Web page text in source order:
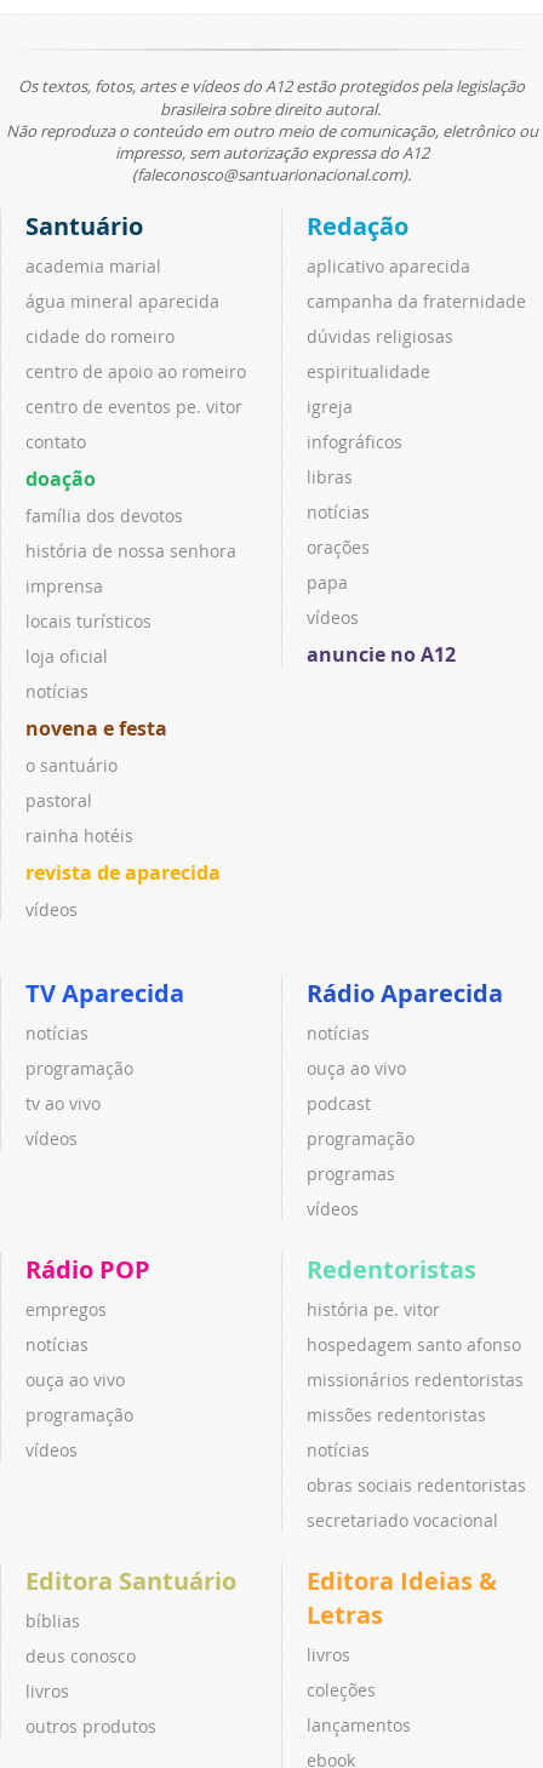
Os textos, fotos, artes e vídeos do A12 estão protegidos pela legislação
brasileira sobre direito autoral.
Não reproduza o conteúdo em outro meio de comunicação, eletrônico ou
impresso, sem autorização expressa do A12
(faleconosco@santuarionacional.com).
Santuário
academia marial
água mineral aparecida
cidade do romeiro
centro de apoio ao romeiro
centro de eventos pe. vitor
contato
doação
família dos devotos
história de nossa senhora
imprensa
locais turísticos
loja oficial
notícias
novena e festa
o santuário
pastoral
rainha hotéis
revista de aparecida
vídeos
Redação
aplicativo aparecida
campanha da fraternidade
dúvidas religiosas
espiritualidade
igreja
infográficos
libras
notícias
orações
papa
vídeos
anuncie no A12
TV Aparecida
notícias
programação
tv ao vivo
vídeos
Rádio Aparecida
notícias
ouça ao vivo
podcast
programação
programas
vídeos
Rádio POP
empregos
notícias
ouça ao vivo
programação
vídeos
Redentoristas
história pe. vitor
hospedagem santo afonso
missionários redentoristas
missões redentoristas
notícias
obras sociais redentoristas
secretariado vocacional
Editora Santuário
bíblias
deus conosco
livros
outros produtos
Editora Ideias &
Letras
livros
coleções
lançamentos
ebook